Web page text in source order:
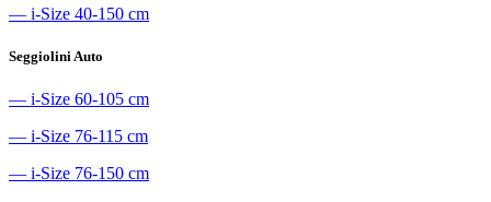
― i-Size 40-150 cm
Seggiolini Auto
― i-Size 60-105 cm
― i-Size 76-115 cm
― i-Size 76-150 cm